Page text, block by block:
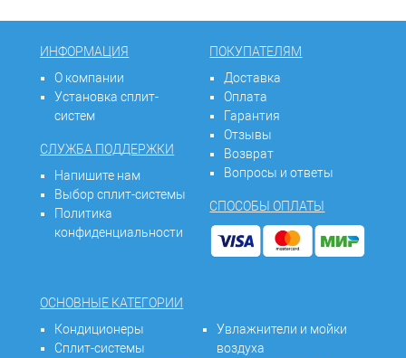
ИНФОРМАЦИЯ
О компании
Установка сплит-
систем
СЛУЖБА ПОДДЕРЖКИ
Напишите нам
Выбор сплит-системы
Политика
конфиденциальности
ПОКУПАТЕЛЯМ
Доставка
Оплата
Гарантия
Отзывы
Возврат
Вопросы и ответы
СПОСОБЫ ОПЛАТЫ
ОСНОВНЫЕ КАТЕГОРИИ
Кондиционеры
Сплит-системы
Увлажнители и мойки
воздуха